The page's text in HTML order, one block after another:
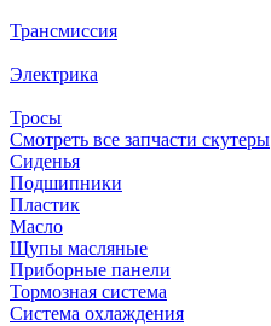
Трансмиссия
Электрика
Тросы
Смотреть все запчасти скутеры
Сиденья
Подшипники
Пластик
Масло
Щупы масляные
Приборные панели
Тормозная система
Система охлаждения